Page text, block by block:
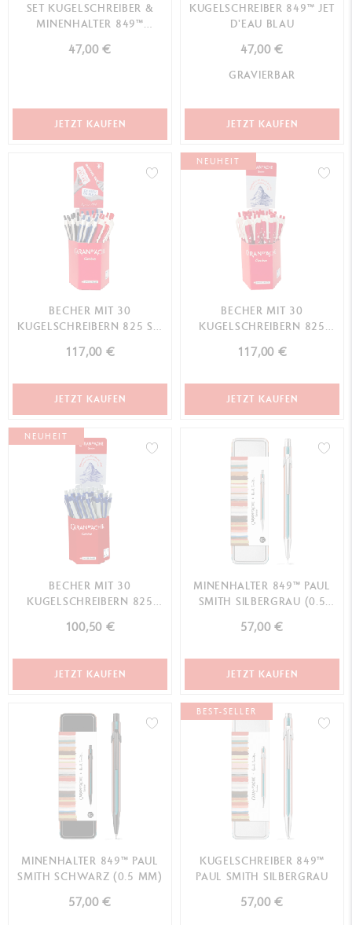
SET KUGELSCHREIBER &
MINENHALTER 849™
47,00 €
JETZT KAUFEN
KUGELSCHREIBER 849™ JET
D'EAU BLAU
47,00 €
GRAVIERBAR
JETZT KAUFEN
BECHER MIT 30
KUGELSCHREIBERN 825 SO
117,00 €
JETZT KAUFEN
NEUHEIT
BECHER MIT 30
KUGELSCHREIBERN 825
117,00 €
JETZT KAUFEN
NEUHEIT
BECHER MIT 30
KUGELSCHREIBERN 825
100,50 €
JETZT KAUFEN
MINENHALTER 849™ PAUL
SMITH SILBERGRAU (0.5
57,00 €
JETZT KAUFEN
MINENHALTER 849™ PAUL
SMITH SCHWARZ (0.5 MM)
57,00 €
BEST-SELLER
KUGELSCHREIBER 849™
PAUL SMITH SILBERGRAU
57,00 €